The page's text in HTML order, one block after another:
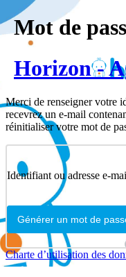
Mot de
Horizon -
Merci de renseigner votre
recevrez un e-mail
réinitialiser votre mot de
Identifiant ou adresse e-
Charte d’utilisation des